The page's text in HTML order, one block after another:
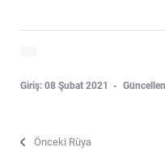
Giriş: 08 Şubat 2021
Önceki Rüya